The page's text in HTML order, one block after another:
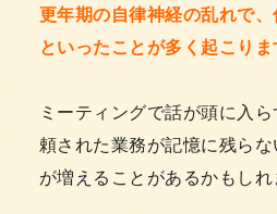
更年期の自律神経の乱れで
といったことが多く起こりま
ミーティングで話が頭に入
頼された業務が記憶に残ら
が増えることがあるかもしれ